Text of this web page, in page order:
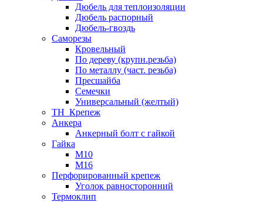
Дюбель для теплоизоляции
Дюбель распорный
Дюбель-гвоздь
Саморезы
Кровельный
По дереву (крупн.резьба)
По металлу (част. резьба)
Пресшайба
Семечки
Универсальный (желтый)
ТН_Крепеж
Анкера
Анкерный болт с гайкой
Гайка
М10
М16
Перфорированный крепеж
Уголок равносторонний
Термоклип